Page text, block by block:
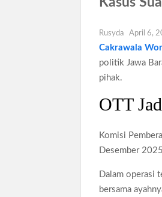
Siswa SMA
TPPU
Harga Tiket
Australia
Rusyda April 6,
Cakrawala
politik Jawa
pihak.
OTT
Komisi
Desember
Dalam operasi
bersama